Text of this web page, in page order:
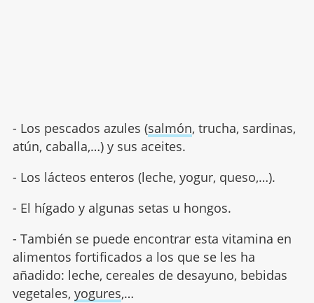
- Los pescados azules (salmón, trucha, sardinas,
atún, caballa,…) y sus aceites.
- Los lácteos enteros (leche, yogur, queso,…).
- El hígado y algunas setas u hongos.
- También se puede encontrar esta vitamina en
alimentos fortificados a los que se les ha
añadido: leche, cereales de desayuno, bebidas
vegetales, yogures,…